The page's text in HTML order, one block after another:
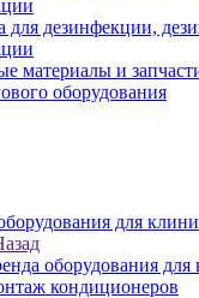
для дезинфекции,
материалы и
оборудования
для
оборудования для
кондиционеров